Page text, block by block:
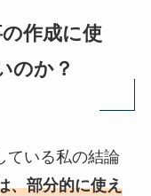
作成に使
のか？
ている私の結論
、部分的に使え